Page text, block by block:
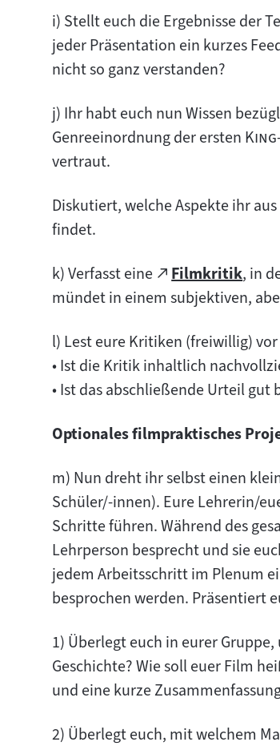
Tab)
i) Stellt euch die Ergebnisse der
jeder Präsentation ein kurzes
nicht so ganz verstanden?
j) Ihr habt euch nun Wissen
Genreeinordnung der ersten "
vertraut.
Diskutiert, welche Aspekte ihr
findet.
k) Verfasst eine
Zum
externen
Filmkritik
(öffnet
im
neuen
Tab)
, in
mündet in einem subjektiven,
l) Lest eure Kritiken (freiwillig)
• Ist die Kritik inhaltlich
• Ist das abschließende Urteil gut
Optionales filmpraktisches
m) Nun dreht ihr selbst einen
Schüler/-innen). Eure Lehrerin/
Schritte führen. Während des
Lehrperson besprecht und sie
jedem Arbeitsschritt im Plenum
besprochen werden. Präsentiert
1) Überlegt euch in eurer
Geschichte? Wie soll euer Film
und eine kurze
2) Überlegt euch, mit welchem